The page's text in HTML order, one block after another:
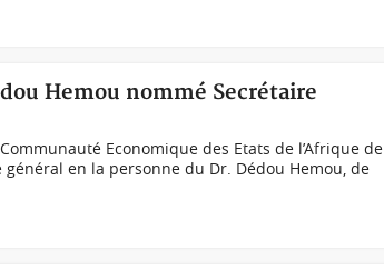
Hemou nommé Secrétaire
Economique des Etats de l’Afrique de
général en la personne du Dr. Dédou Hemou, de